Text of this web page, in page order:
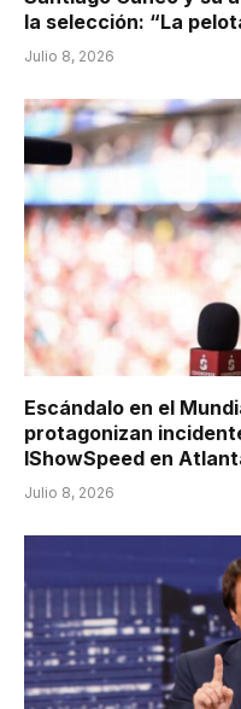
la selección: “La
Julio 8, 2026
Escándalo en el
protagonizan
IShowSpeed en
Julio 8, 2026